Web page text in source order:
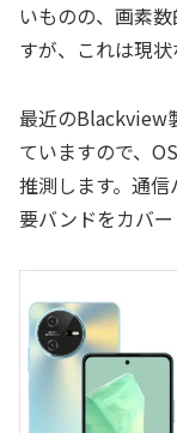
いものの、画素
すが、これは現状
最近のBlackview
ていますので、
推測します。通
要バンドをカバー